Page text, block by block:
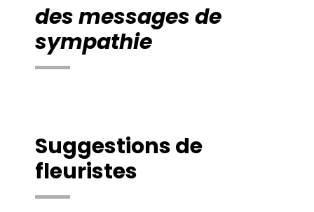
des messages de
sympathie
Suggestions de
fleuristes